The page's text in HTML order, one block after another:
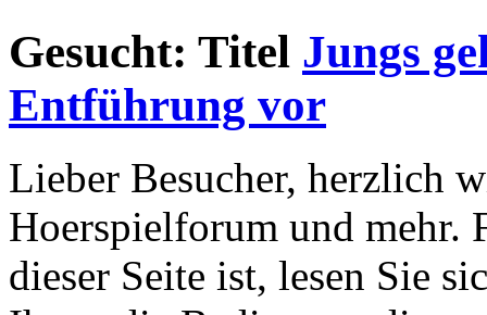
Gesucht: Titel Jungs
Entführung vor
Lieber Besucher, herzlich
Hoerspielforum und mehr.
dieser Seite ist, lesen Sie